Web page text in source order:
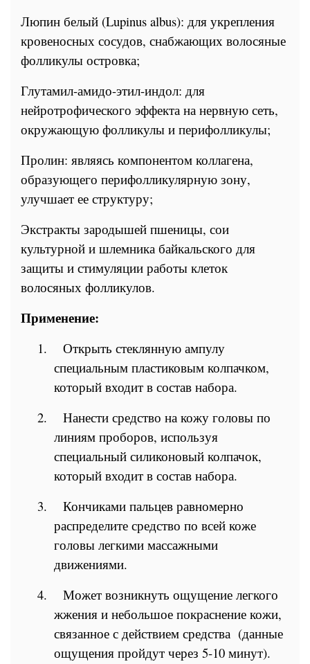
Люпин белый (Lupinus albus): для укрепления
кровеносных сосудов, снабжающих волосяные
фолликулы островка;
Глутамил-амидо-этил-индол: для
нейротрофического эффекта на нервную сеть,
окружающую фолликулы и перифолликулы;
Пролин: являясь компонентом коллагена,
образующего перифолликулярную зону,
улучшает ее структуру;
Экстракты зародышей пшеницы, сои
культурной и шлемника байкальского для
защиты и стимуляции работы клеток
волосяных фолликулов.
Применение:
1.
Открыть стеклянную ампулу
специальным пластиковым колпачком,
который входит в состав набора.
2.
Нанести средство на кожу головы по
линиям проборов, используя
специальный силиконовый колпачок,
который входит в состав набора.
3.
Кончиками пальцев равномерно
распределите средство по всей коже
головы легкими массажными
движениями.
4.
Может возникнуть ощущение легкого
жжения и небольшое покраснение кожи,
связанное с действием средства (данные
ощущения пройдут через 5-10 минут).